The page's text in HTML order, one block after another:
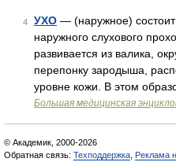
4 УХО — (наружное)
наружного слухового
развивается из валика,
перепонку зародыша,
уровне кожи. В этом
Большая медицинская
© Академик, 2000-2026
Обратная связь: Техподдержка Реклама